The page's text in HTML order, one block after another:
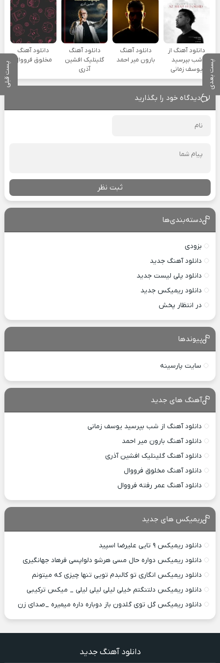
پست بعدی پست قبلی
دانلود آهنگ از
شب بپرسید
یوسف زمانی
دانلود آهنگ
بارون میر احمد
دانلود آهنگ
گلینلیک افشین
آذری
دانلود آهنگ
مخلوق فرووال
دیدگاه خود را بگذارید
ثبت نظر
دسته‌بندی‌ها
بزودی
دانلود آهنگ جدید
دانلود پلی لیست جدید
دانلود ریمیکس جدید
در انتظار پخش
پیوندها
سایت پارسینه
آهنگ های جدید
دانلود آهنگ از شب بپرسید یوسف زمانی
دانلود آهنگ بارون میر احمد
دانلود آهنگ گلینلیک افشین آذری
دانلود آهنگ مخلوق فرووال
دانلود آهنگ عمر رفته فرووال
ریمیکس های جدید
دانلود ریمیکس ۹ تایی علیرضا اسپید
دانلود ریمیکس دواره حال مسی هرشو دلواپسی فرهاد جهانگیری
دانلود ریمیکس انگاری تو کالبدم تویی تنها چیزی که میتونم
دانلود ریمیکس دلتنگتم خیلی لیلی لیلی لیلی _ میکس ترکیبی
دانلود ریمیکس گل توی گلدون باز دوباره داره میمیره _صدای زن
دانلود آهنگ جدید